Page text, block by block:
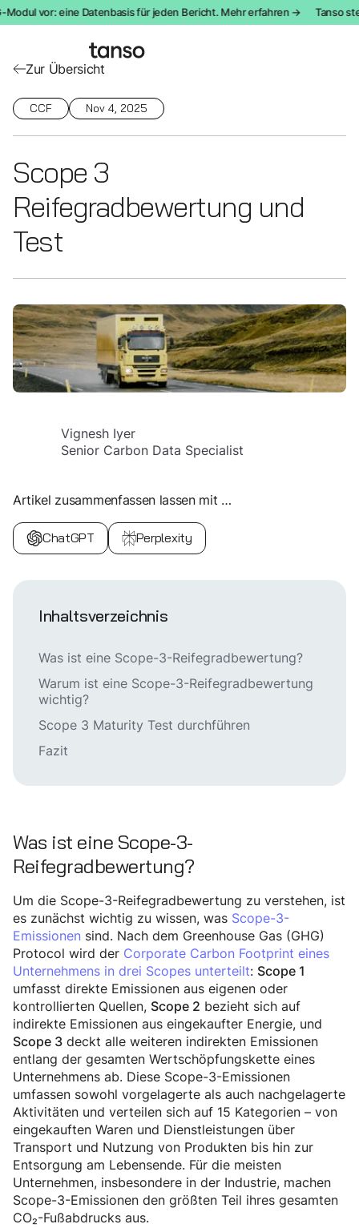
vor: eine Datenbasis für jeden Bericht. Mehr erfahren → Tanso stellt
Zur Übersicht
CCF Nov 4, 2025
Scope 3
Reifegradbewertung und
Test
Vignesh Iyer
Senior Carbon Data Specialist
Artikel zusammenfassen lassen mit …
ChatGPT Perplexity
Inhaltsverzeichnis
Was ist eine Scope-3-Reifegradbewertung?
Warum ist eine Scope-3-Reifegradbewertung
wichtig?
Scope 3 Maturity Test durchführen
Fazit
Was ist eine Scope-3-
Reifegradbewertung?
Um die Scope-3-Reifegradbewertung zu verstehen, ist
es zunächst wichtig zu wissen, was Scope-3-
Emissionen sind. Nach dem Greenhouse Gas (GHG)
Protocol wird der Corporate Carbon Footprint eines
Unternehmens in drei Scopes unterteilt: Scope 1
umfasst direkte Emissionen aus eigenen oder
kontrollierten Quellen, Scope 2 bezieht sich auf
indirekte Emissionen aus eingekaufter Energie, und
Scope 3 deckt alle weiteren indirekten Emissionen
entlang der gesamten Wertschöpfungskette eines
Unternehmens ab. Diese Scope-3-Emissionen
umfassen sowohl vorgelagerte als auch nachgelagerte
Aktivitäten und verteilen sich auf 15 Kategorien – von
eingekauften Waren und Dienstleistungen über
Transport und Nutzung von Produkten bis hin zur
Entsorgung am Lebensende. Für die meisten
Unternehmen, insbesondere in der Industrie, machen
Scope-3-Emissionen den größten Teil ihres gesamten
CO₂-Fußabdrucks aus.